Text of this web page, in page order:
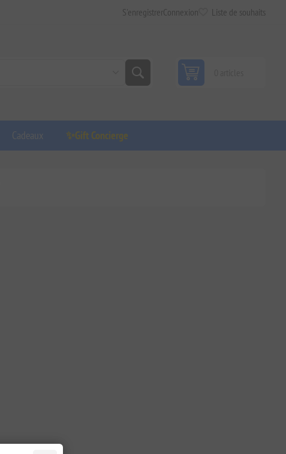
S'enregistrerConnexion Liste de souhaits
Cadeaux ✨Gift Concierge